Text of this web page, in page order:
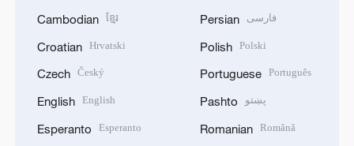
Cambodian ខ្មែរ
Croatian Hrvatski
Czech Český
English English
Esperanto Esperanto
Persian فارسی
Polish Polski
Portuguese Português
Pashto پښتو
Romanian Română